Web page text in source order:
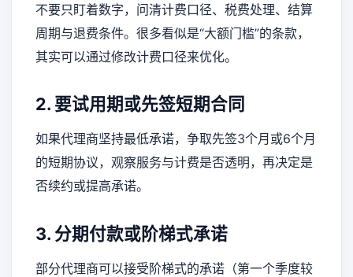
不要只盯着数字，问清计费口径、税费处理、结算
周期与退费条件。很多看似是“大额门槛”的条款，
其实可以通过修改计费口径来优化。
2. 要试用期或先签短期合同
如果代理商坚持最低承诺，争取先签3个月或6个月
的短期协议，观察服务与计费是否透明，再决定是
否续约或提高承诺。
3. 分期付款或阶梯式承诺
部分代理商可以接受阶梯式的承诺（第一个季度较